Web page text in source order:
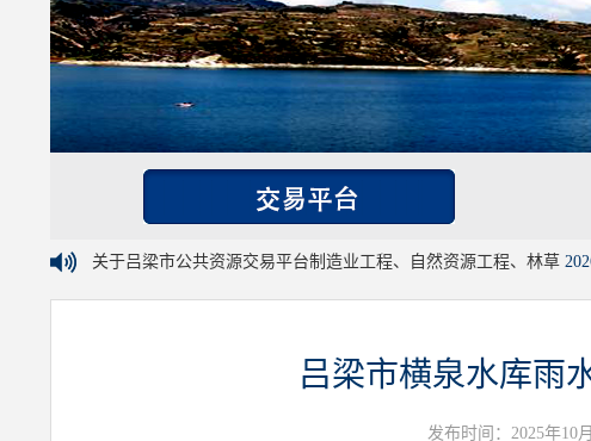
关于吕梁市公共资源交易平台制造业工程、自然资源工程、林草
吕梁市横泉水库雨
发布时间：2025年10